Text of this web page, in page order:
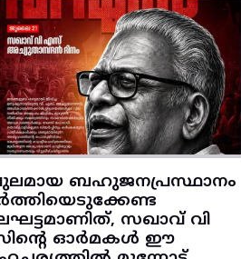
ബഹുജനപ്രസ്ഥാനം
സഖാവ് വി
ഓർമകൾ ഈ